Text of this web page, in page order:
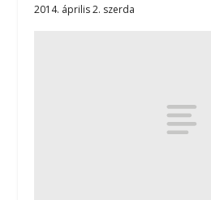
2014. április 2. szerda